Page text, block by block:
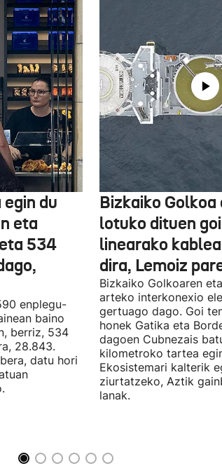
du
eta
534
enplegu-
baino
berriz, 534
28.843.
datu hori
Bizkaiko
lotuko dituen
linearako
dira, Lemoiz
Bizkaiko Golkoaren
arteko interkonexio
gertuago dago. Goi
honek Gatika eta
dagoen Cubnezais
kilometroko tartea
Ekosistemari kalterik
ziurtatzeko, Aztik
lanak.